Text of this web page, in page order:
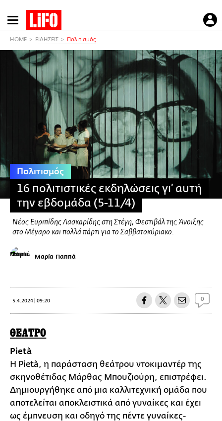
Παράκαμψη
προς
κυρίως
περιεχόμενο
HOME ΕΙΔΗΣΕΙΣ Πολιτισμός
Πολιτισμός
16 πολιτιστικές εκδηλώσεις γι’ αυτή
την εβδομάδα (5-11/4)
Νέος Ευριπίδης Λασκαρίδης στη Στέγη, Φεστιβάλ της Άνοιξης
στο Μέγαρο και πολλά πάρτι για το Σαββατοκύριακο.
Μαρία Παππά
5.4.2024 | 09:20 0
ΘΕΑΤΡΟ
Pietà
Η Pietà, η παράσταση θεάτρου ντοκιμαντέρ της
σκηνοθέτιδας Μάρθας Μπουζιούρη, επιστρέφει.
Δημιουργήθηκε από μια καλλιτεχνική ομάδα που
αποτελείται αποκλειστικά από γυναίκες και έχει
ως έμπνευση και οδηγό της πέντε γυναίκες-